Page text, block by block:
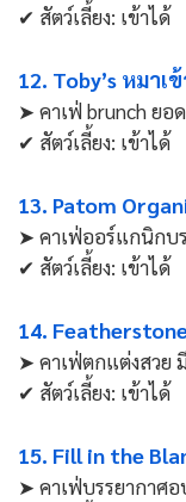
✔ สัตว์เลี้ยง: เข้าได้
12. Toby’s หมาเ
➤ คาเฟ่ brunch ย
✔ สัตว์เลี้ยง: เข้าได้
13. Patom
➤ คาเฟ่ออร์แกนิกบ
✔ สัตว์เลี้ยง: เข้าได้
14.
➤ คาเฟ่ตกแต่งสวย
✔ สัตว์เลี้ยง: เข้าได้
15. Fill in the
➤ คาเฟ่บรรยากาศ